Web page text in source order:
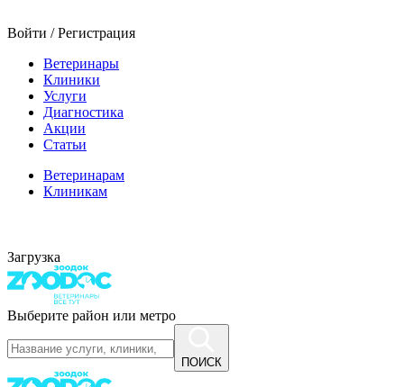
Войти / Регистрация
Ветеринары
Клиники
Услуги
Диагностика
Акции
Статьи
Ветеринарам
Клиникам
Загрузка
Выберите район или метро
ПОИСК